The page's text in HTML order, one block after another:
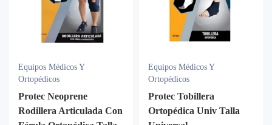
Equipos Médicos Y
Ortopédicos
Protec Neoprene
Rodillera Articulada Con
Equipos Médicos Y
Ortopédicos
Protec Tobillera
Ortopédica Univ Talla